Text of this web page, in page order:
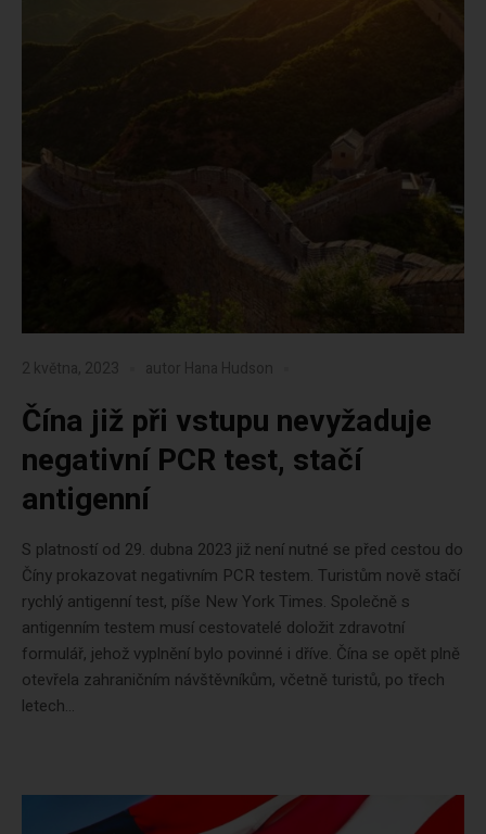
2 května, 2023 autor Hana Hudson
Čína již při vstupu nevyžaduje
negativní PCR test, stačí
antigenní
S platností od 29. dubna 2023 již není nutné se před cestou do
Číny prokazovat negativním PCR testem. Turistům nově stačí
rychlý antigenní test, píše New York Times. Společně s
antigenním testem musí cestovatelé doložit zdravotní
formulář, jehož vyplnění bylo povinné i dříve. Čína se opět plně
otevřela zahraničním návštěvníkům, včetně turistů, po třech
letech...